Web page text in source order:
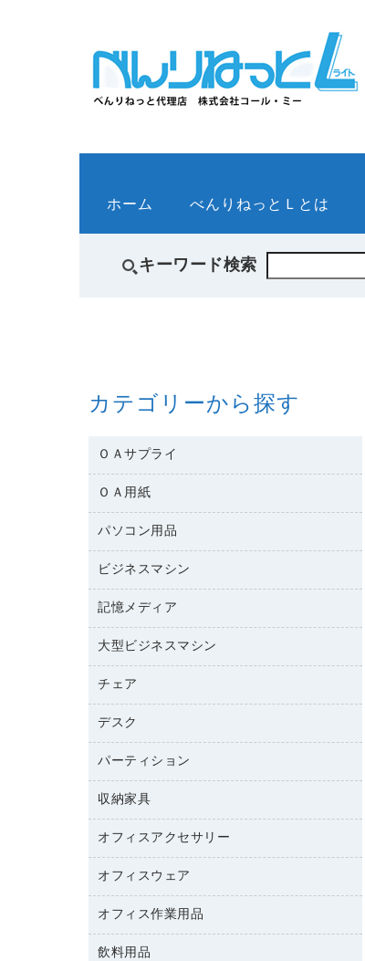
ホーム べんりねっとＬとは
キーワード検索
カテゴリーから探す
ＯＡサプライ
互換インクカートリッジ
リサイクルトナー（リターン方式）
リサイクルトナー（プール方式）
リサイクルインクカートリッジ
ファクシミリトナー
トナーカートリッジ
コピートナー
ＯＡ用紙
名刺用紙
ワープロ用紙
ラベル用紙
プロッター用紙
ハガキ用紙
その他コピー用紙・プリンタ用紙
コピー用紙
パソコン用品
パソコン周辺機器
マウスパッド
マウス
パソコンバッグ／収納用品
ネットワーク／ＬＡＮ機器
ネットワーク／ＬＡＮアクセサリー
セキュリティ用品
ＵＳＢハブ／ＵＳＢアクセサリー
ＯＡフィルター
ＯＡクリーナー／エアダスター
ビジネスマシン
電話機
レーザープリンタ／複合機
メモリーカード
プロジェクタ
ファクシミリ
デジタルカメラ
スキャナー
コピー機
記憶メディア
ブルーレイディスク
ＣＤ－ＲＷ
ＣＤ－Ｒ
メディア収納用品
大型ビジネスマシン
プリンタ
チェア
応接イス・ベンチ
オフィスチェア
デスク
ミーティングテーブル
デスク
カウンター
パーティション
ホワイトボード・黒板
収納家具
保管庫・書庫
ロッカー・下駄箱
その他収納
オフィスアクセサリー
オフィスアクセサリー
オフィスウェア
医療・介護・ワーキングウェア
ブラウス・シャツ
オフィス作業用品
養生用品
飲料用品